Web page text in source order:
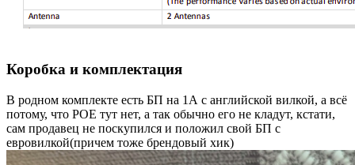
Коробка и комплектация
В родном комплекте есть БП на 1А с английской вилкой, а всё
потому, что POE тут нет, а так обычно его не кладут, кстати,
сам продавец не поскупился и положил свой БП с
евровилкой(причем тоже брендовый хик)